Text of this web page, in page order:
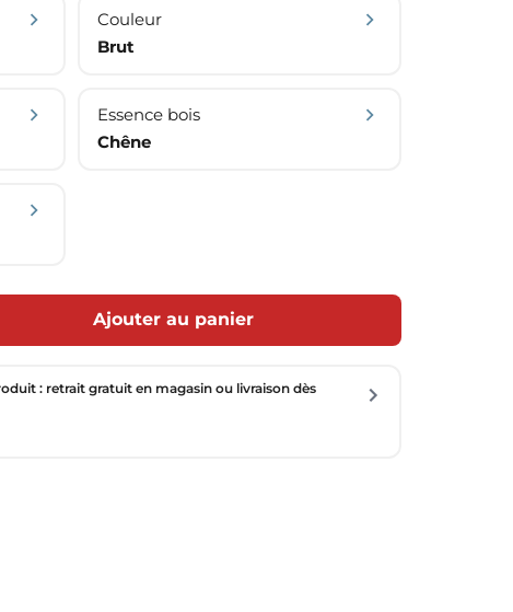
Couleur
Brut
Essence bois
Chêne
Ajouter au panier
: retrait gratuit en magasin ou livraison dès